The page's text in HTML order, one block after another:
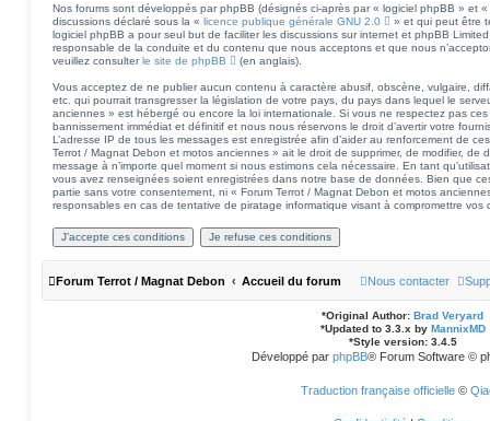
Nos forums sont développés par phpBB (désignés ci-après par « logiciel phpBB » et
discussions déclaré sous la « licence publique générale GNU 2.0
» et qui peut être
logiciel phpBB a pour seul but de faciliter les discussions sur internet et phpBB
responsable de la conduite et du contenu que nous acceptons et que nous
veuillez consulterle site de phpBB (en anglais).
Vous acceptez de ne publier aucun contenu à caractère abusif, obscène, vulgaire,
etc. qui pourrait transgresser la législation de votre pays, du pays dans lequel le
anciennes » est hébergé ou encore la loi internationale. Si vous ne respectez pas
bannissement immédiat et définitif et nous nous réservons le droit d’avertir votre
L’adresse IP de tous les messages est enregistrée afin d’aider au renforcement de
Terrot / Magnat Debon et motos anciennes » ait le droit de supprimer, de modifier, de
message à n’importe quel moment si nous estimons cela nécessaire. En tant
vous avez renseignées soient enregistrées dans notre base de données. Bien que
partie sans votre consentement, ni « Forum Terrot / Magnat Debon et motos
responsables en cas de tentative de piratage informatique visant à compromettre vos
Forum Terrot / Magnat Debon Accueil du forum Nous contacter
*Original Author: Brad Veryard
*Updated to 3.3.x by MannixMD
*Style version: 3.4.5
Développé par phpBB® Forum Software ©
Traduction française officielle©